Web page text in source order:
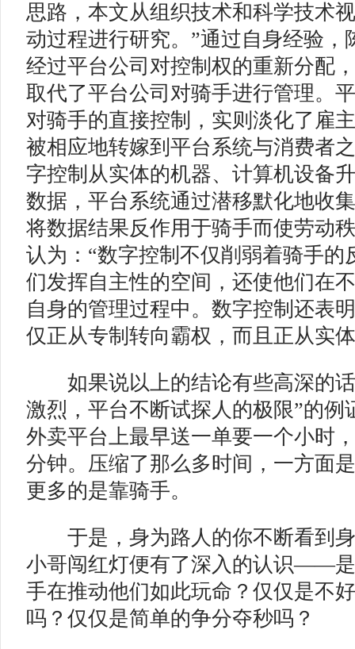
思路，本文从组织技术和科学技术
动过程进行研究。”通过自身经验，
经过平台公司对控制权的重新分配
取代了平台公司对骑手进行管理。
对骑手的直接控制，实则淡化了雇
被相应地转嫁到平台系统与消费者
字控制从实体的机器、计算机设备
数据，平台系统通过潜移默化地收
将数据结果反作用于骑手而使劳动
认为：“数字控制不仅削弱着骑手的
们发挥自主性的空间，还使他们在
自身的管理过程中。数字控制还表
仅正从专制转向霸权，而且正从实
如果说以上的结论有些高深的话
激烈，平台不断试探人的极限”的例
外卖平台上最早送一单要一个小时
分钟。压缩了那么多时间，一方面
更多的是靠骑手。
于是，身为路人的你不断看到身
小哥闯红灯便有了深入的认识——
手在推动他们如此玩命？仅仅是不
吗？仅仅是简单的争分夺秒吗？